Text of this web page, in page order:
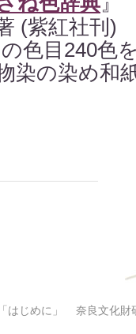
(紫紅社刊)
色目240色
染の染め和
はじめに」
奈良文化財